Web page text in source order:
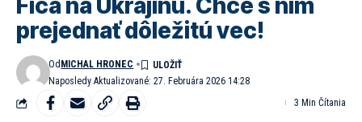
Fica na Ukrajinu. Chce s ním
prejednať dôležitú vec!
Naposledy Aktualizované: 27. Februára 2026 14:28
Od MICHAL HRONEC
3 Min Čítania